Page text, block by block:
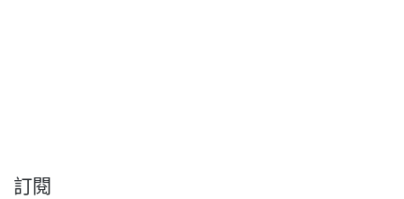
訂閱